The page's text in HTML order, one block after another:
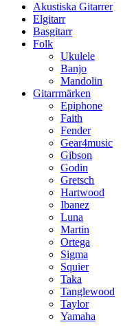
Akustiska Gitarrer
Elgitarr
Basgitarr
Folk
Ukulele
Banjo
Mandolin
Gitarrmärken
Epiphone
Faith
Fender
Gear4music
Gibson
Godin
Gretsch
Hartwood
Ibanez
Luna
Martin
Ortega
Sigma
Squier
Taka
Tanglewood
Taylor
Yamaha